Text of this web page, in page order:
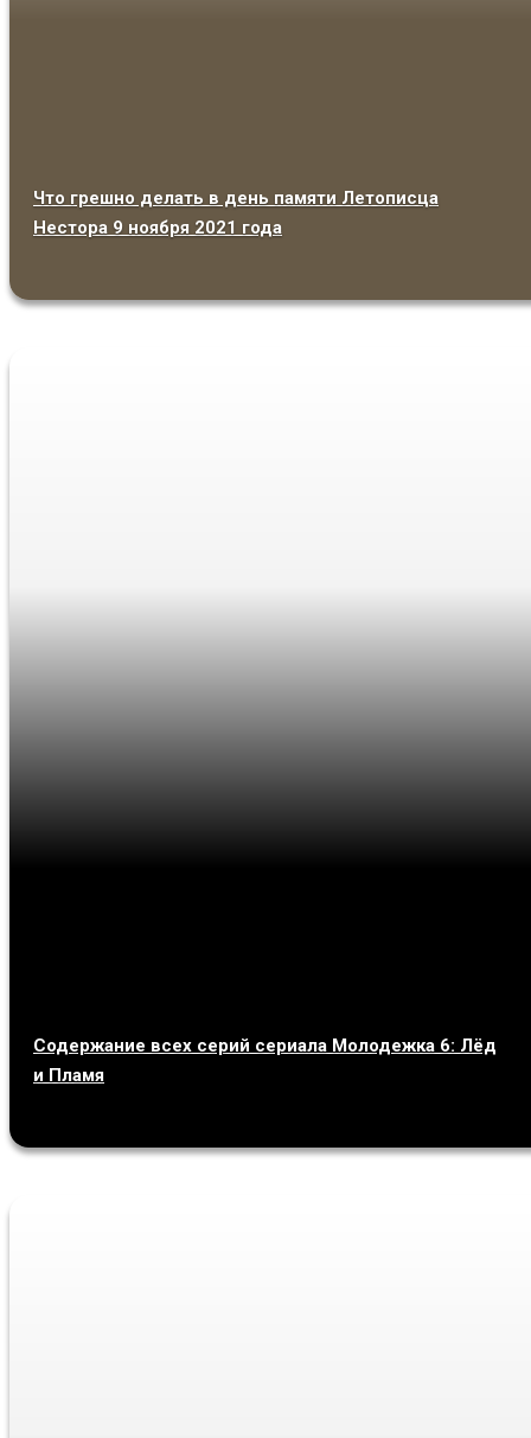
Что грешно делать в день памяти Летописца
Нестора 9 ноября 2021 года
Содержание всех серий сериала Молодежка 6: Лёд
и Пламя